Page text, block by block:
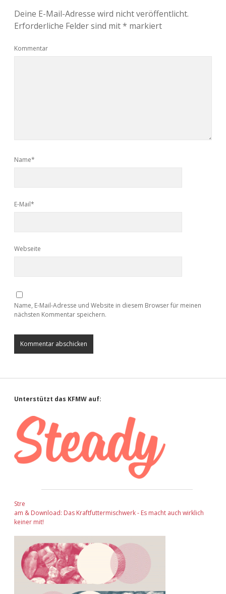
Deine E-Mail-Adresse wird nicht veröffentlicht.
Erforderliche Felder sind mit* markiert
Kommentar
Name*
E-Mail*
Webseite
Name, E-Mail-Adresse und Website in diesem Browser für meinen
nächsten Kommentar speichern.
Sidebar
Unterstützt das KFMW auf:
Stre
am & Download: Das Kraftfuttermischwerk - Es macht auch wirklich
keiner mit!